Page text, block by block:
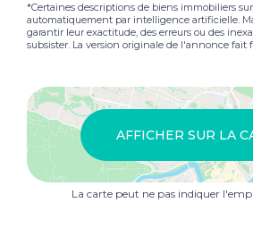
*Certaines descriptions de biens immobiliers
automatiquement par intelligence artificielle.
garantir leur exactitude, des erreurs ou des
subsister. La version originale de l'annonce fait
AFFICHER SUR LA
La carte peut ne pas indiquer